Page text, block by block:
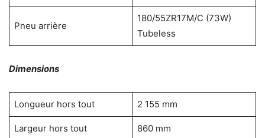
Pneu arrière
180/55ZR17M/C (73W)
Tubeless
Dimensions
Longueur hors tout 2 155 mm
Largeur hors tout 860 mm